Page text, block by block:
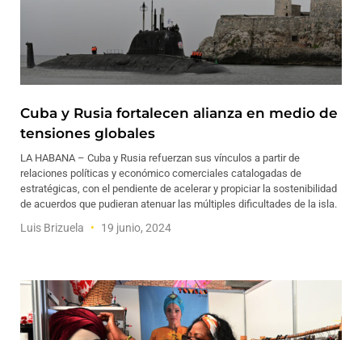
Cuba y Rusia fortalecen alianza en medio de
tensiones globales
LA HABANA – Cuba y Rusia refuerzan sus vínculos a partir de
relaciones políticas y económico comerciales catalogadas de
estratégicas, con el pendiente de acelerar y propiciar la sostenibilidad
de acuerdos que pudieran atenuar las múltiples dificultades de la isla.
Luis Brizuela 19 junio, 2024